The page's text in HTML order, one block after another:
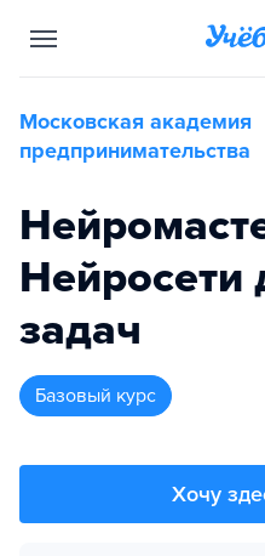
Московская академия
предпринимательства
задач
базовый курс
Хочу